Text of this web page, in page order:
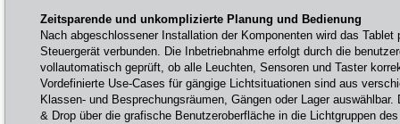
Zeitsparende und unkomplizierte Planung und Bedienung
Nach abgeschlossener Installation der Komponenten wird das
Steuergerät verbunden. Die Inbetriebnahme erfolgt durch die
vollautomatisch geprüft, ob alle Leuchten, Sensoren und Taster
Vordefinierte Use-Cases für gängige Lichtsituationen sind aus
Klassen- und Besprechungsräumen, Gängen oder Lager auswählbar.
& Drop über die grafische Benutzeroberfläche in die Lichtgruppen